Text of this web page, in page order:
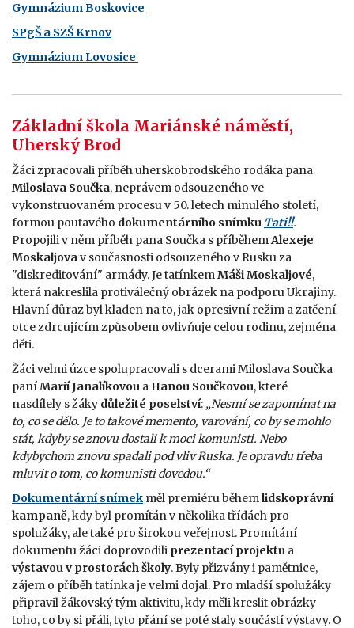
Gymnázium Boskovice
SPgŠ a SZŠ Krnov
Gymnázium Lovosice
Základní škola Mariánské náměstí,
Uherský Brod
Žáci zpracovali příběh uherskobrodského rodáka pana
Miloslava Součka, neprávem odsouzeného ve
vykonstruovaném procesu v 50. letech minulého století,
formou poutavého dokumentárního snímku Tati!!.
Propojili v něm příběh pana Součka s příběhemAlexeje
Moskaljovav současnosti odsouzeného v Rusku za
"diskreditování" armády. Je tatínkemMáši Moskaljové,
která nakreslila protiválečný obrázek na podporu Ukrajiny.
Hlavní důraz byl kladen na to, jak opresivní režim a zatčení
otce zdrcujícím způsobem ovlivňuje celou rodinu, zejména
děti.
Žáci velmi úzce spolupracovali s dcerami Miloslava Součka
paníMarií Janalíkovou a Hanou Součkovou, které
nasdílely s žáky důležité poselství: „Nesmí se zapomínat na
to, co se dělo. Je to takové memento, varování, co by se mohlo
stát, kdyby se znovu dostali k moci komunisti. Nebo
kdybychom znovu spadali pod vliv Ruska. Je opravdu třeba
mluvit o tom, co komunisti dovedou.“
Dokumentární snímek měl premiéru běhemlidskoprávní
kampaně, kdy byl promítán v několika třídách pro
spolužáky, ale také pro širokou veřejnost. Promítání
dokumentu žáci doprovodili prezentací projektu a
výstavou v prostorách školy. Byly přizvány i pamětnice,
zájem o příběh tatínka je velmi dojal. Pro mladší spolužáky
připravil žákovský tým aktivitu, kdy měli kreslit obrázky
toho, co by si přáli, tyto přání se poté staly součástí výstavy. O